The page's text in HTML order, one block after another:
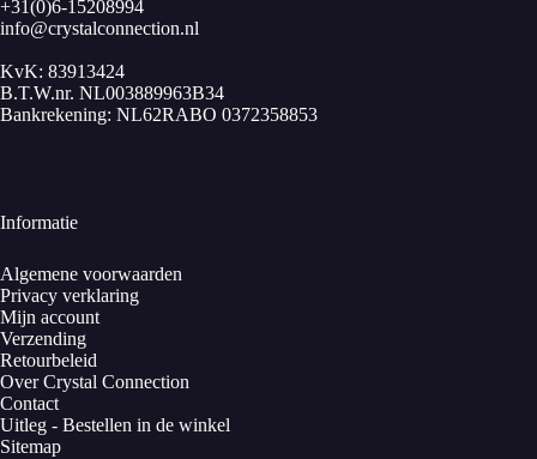
+31(0)6-15208994
info@crystalconnection.nl
KvK: 83913424
B.T.W.nr. NL003889963B34
Bankrekening: NL62RABO 0372358853
Informatie
Algemene voorwaarden
Privacy verklaring
Mijn account
Verzending
Retourbeleid
Over Crystal Connection
Contact
Uitleg - Bestellen in de winkel
Sitemap